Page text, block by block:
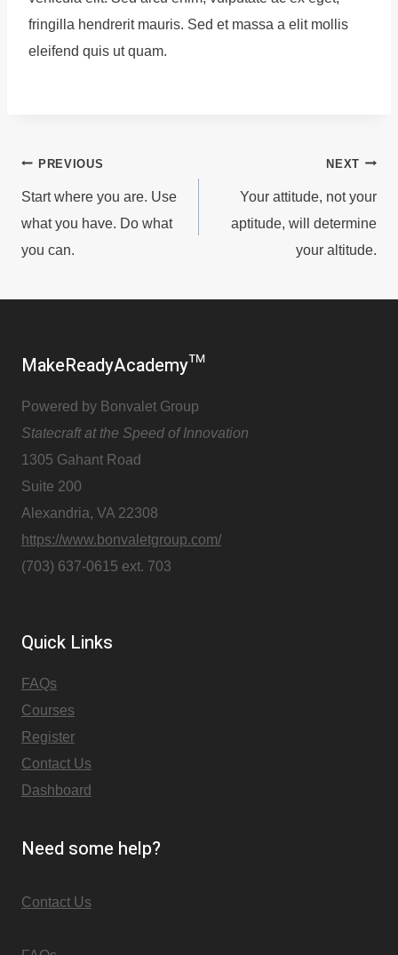
fringilla hendrerit mauris. Sed et massa a elit mollis
eleifend quis ut quam.
Post
navigation
PREVIOUS
Start where you are. Use
what you have. Do what
you can.
NEXT
Your attitude, not your
aptitude, will determine
your altitude.
MakeReadyAcademy™
Powered by Bonvalet Group
Statecraft at the Speed of Innovation
1305 Gahant Road
Suite 200
Alexandria, VA 22308
https://www.bonvaletgroup.com/
(703) 637-0615 ext. 703
Quick Links
FAQs
Courses
Register
Contact Us
Dashboard
Need some help?
Contact Us